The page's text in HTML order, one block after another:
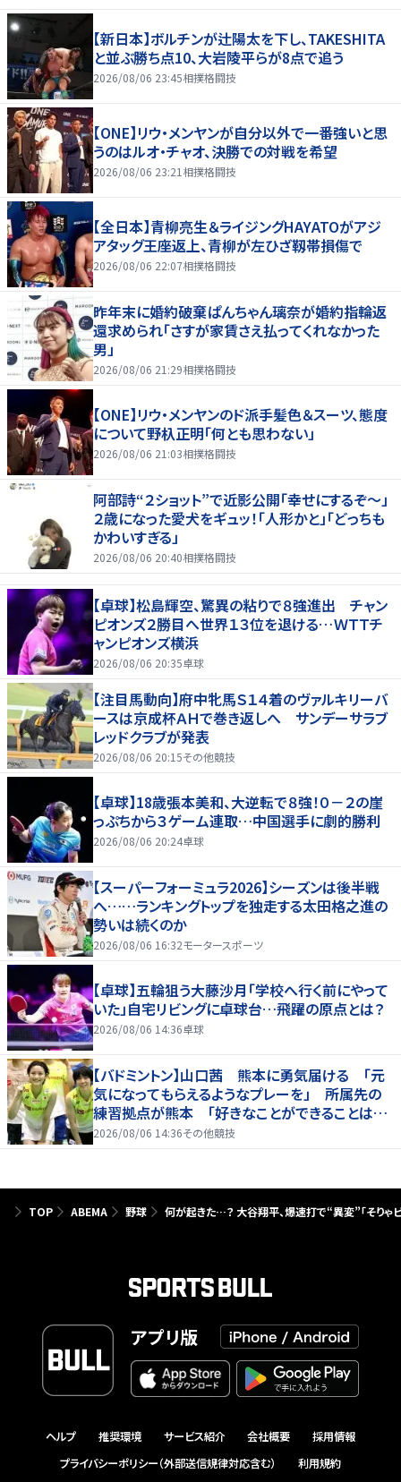
【新日本】ボルチンが辻陽太を下し、TAKESHITA
と並ぶ勝ち点10、大岩陵平らが8点で追う
2026/08/06 23:45相撲格闘技
【ONE】リウ・メンヤンが自分以外で一番強いと思
うのはルオ・チャオ、決勝での対戦を希望
2026/08/06 23:21 相撲格闘技
【全日本】青柳亮生＆ライジングHAYATOがアジ
アタッグ王座返上、青柳が左ひざ靱帯損傷で
2026/08/06 22:07相撲格闘技
昨年末に婚約破棄ぱんちゃん璃奈が婚約指輪返
還求められ「さすが家賃さえ払ってくれなかった
男」
2026/08/06 21:29相撲格闘技
【ONE】リウ・メンヤンのド派手髪色＆スーツ、態度
について野杁正明「何とも思わない」
2026/08/06 21:03相撲格闘技
阿部詩“２ショット”で近影公開「幸せにするぞ〜」
２歳になった愛犬をギュッ！「人形かと」「どっちも
かわいすぎる」
2026/08/06 20:40相撲格闘技
【卓球】松島輝空、驚異の粘りで８強進出 チャン
ピオンズ２勝目へ世界１３位を退ける…ＷＴＴチ
ャンピオンズ横浜
2026/08/06 20:35卓球
【注目馬動向】府中牝馬Ｓ１４着のヴァルキリーバ
ースは京成杯ＡＨで巻き返しへ サンデーサラブ
レッドクラブが発表
2026/08/06 20:15その他競技
【卓球】18歳張本美和、大逆転で８強！０－２の崖
っぷちから３ゲーム連取…中国選手に劇的勝利
2026/08/06 20:24卓球
【スーパーフォーミュラ2026】シーズンは後半戦
へ……ランキングトップを独走する太田格之進の
勢いは続くのか
2026/08/06 16:32モータースポーツ
【卓球】五輪狙う大藤沙月「学校へ行く前にやって
いた」自宅リビングに卓球台…飛躍の原点とは？
2026/08/06 14:36卓球
【バドミントン】山口茜 熊本に勇気届ける 「元
気になってもらえるようなプレーを」 所属先の
練習拠点が熊本 「好きなことができることは当
たり前じゃない」
2026/08/06 14:36その他競技
TOP ABEMA 野球 何が起きた…？ 大谷翔平、爆速打で“異変”「そりゃ
アプリ版
ヘルプ 推奨環境 サービス紹介 会社概要
採用情報
プライバシーポリシー（外部送信規律対応含む）
利用規約